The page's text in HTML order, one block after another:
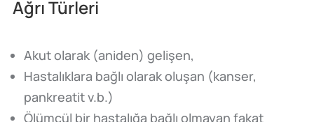
Ağrı Türleri
Akut olarak (aniden) gelişen,
Hastalıklara bağlı olarak oluşan (kanser,
pankreatit v.b.)
Ölümcül bir hastalığa bağlı olmayan fakat